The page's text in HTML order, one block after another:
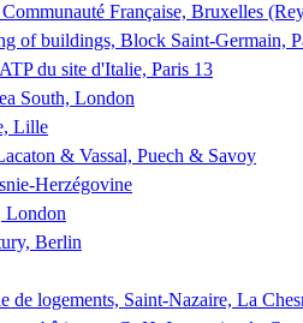
Française, Bruxelles
of buildings, Block Saint-Germain,
du site d'Italie, Paris 13
South, London
Lille
& Vassal, Puech & Savoy
Herzégovine
London
Berlin
de logements, Saint-Nazaire, La